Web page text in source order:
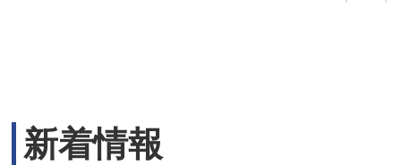
新着情報